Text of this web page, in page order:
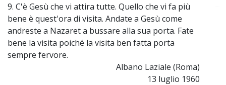
9. C'è Gesù che vi attira tutte. Quello che vi fa più
bene è quest'ora di visita. Andate a Gesù come
andreste a Nazaret a bussare alla sua porta. Fate
bene la visita poiché la visita ben fatta porta
sempre fervore.
Albano Laziale (Roma)
13 luglio 1960